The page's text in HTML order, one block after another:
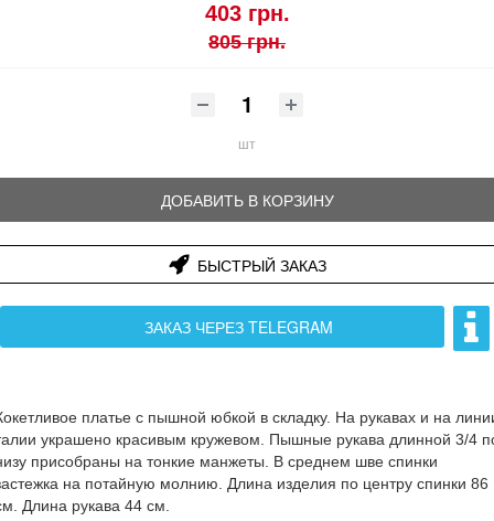
403 грн.
805 грн.
шт
ДОБАВИТЬ В КОРЗИНУ
БЫСТРЫЙ ЗАКАЗ
ЗАКАЗ ЧЕРЕЗ TELEGRAM
платье с пышной юбкой в складку. На рукавах и на
украшено красивым кружевом. Пышные рукава длинной 3/4
присобраны на тонкие манжеты. В среднем шве спинки
на потайную молнию. Длина изделия по центру спинки 86
Длина рукава 44 см.